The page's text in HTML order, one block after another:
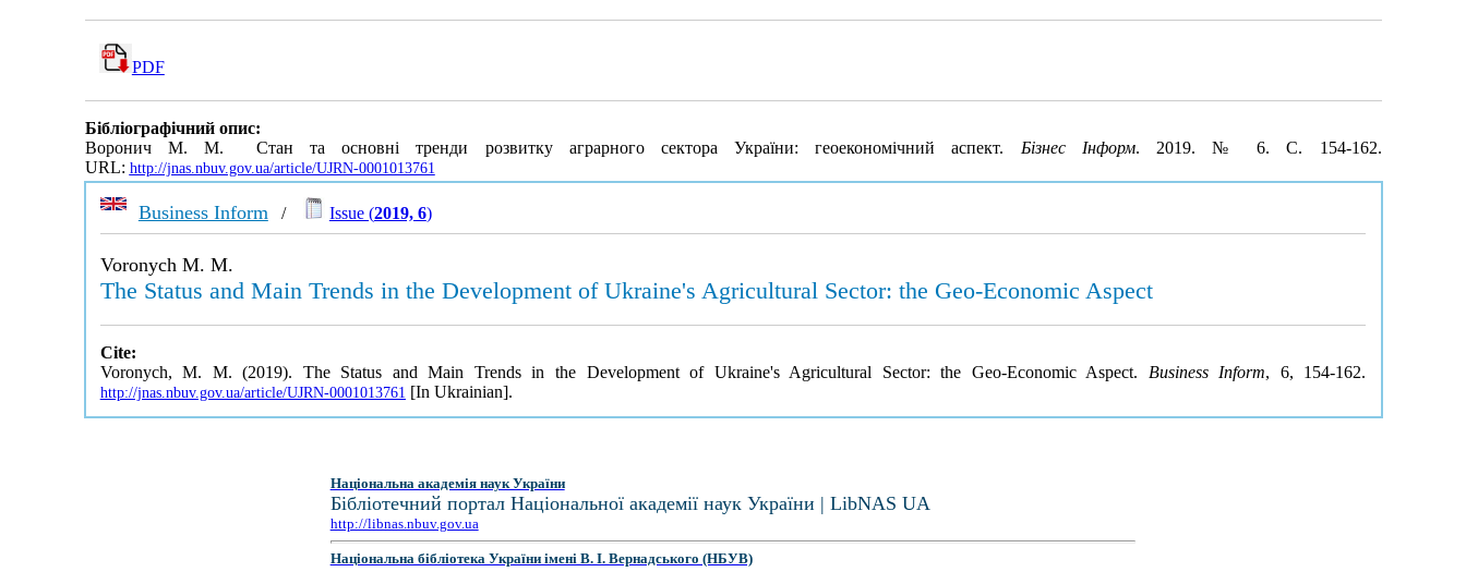
PDF
Бібліографічний опис:
Воронич М. М. Стан та основні тренди розвитку аграрного сектора України: геоекономічний аспект. Бізнес Інформ. 2019. № 6. С. 154-162.
URL: http://jnas.nbuv.gov.ua/article/UJRN-0001013761
Business Inform / Issue (2019, 6)
Voronych M. M.
The Status and Main Trends in the Development of Ukraine's Agricultural Sector: the Geo-Economic Aspect
Cite:
Voronych, M. M. (2019). The Status and Main Trends in the Development of Ukraine's Agricultural Sector: the Geo-Economic Aspect. Business Inform, 6, 154-162.
http://jnas.nbuv.gov.ua/article/UJRN-0001013761 [In Ukrainian].
Національна академія наук України
Бібліотечний портал Національної академії наук України | LibNAS UA
http://libnas.nbuv.gov.ua
Національна бібліотека України імені В. І. Вернадського (НБУВ)